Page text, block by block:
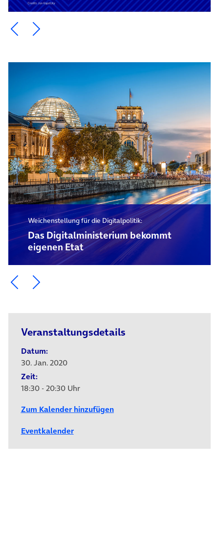
Ein Element zurück blättern
Ein Element weiter blättern
Weichenstellung für die Digitalpolitik:
Das Digital­ministerium bekommt
eigenen Etat
Ein Element zurück blättern
Ein Element weiter blättern
Veranstaltungsdetails
Datum:
30. Jan. 2020
Zeit:
18:30 - 20:30 Uhr
Zum Kalender hinzufügen
Eventkalender